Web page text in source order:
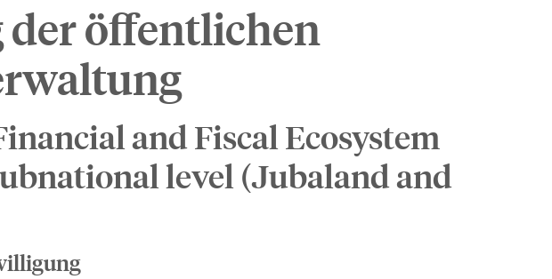
der öffentlichen
and Fiscal Ecosystem
level (Jubaland and